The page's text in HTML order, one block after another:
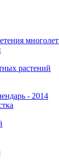
растений
- 2014